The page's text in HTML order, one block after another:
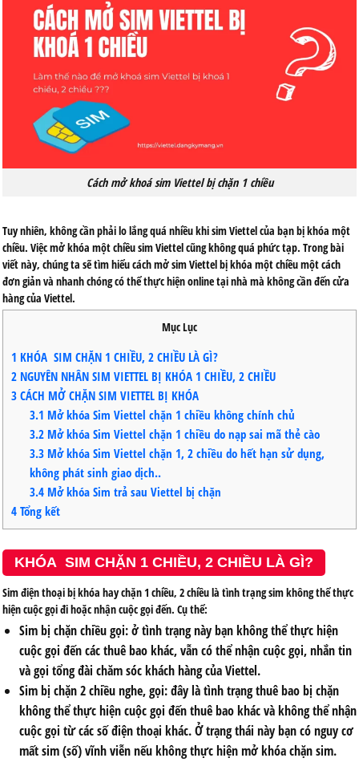
Cách mở khoá sim Viettel bị chặn 1 chiều
Tuy nhiên, không cần phải lo lắng quá nhiều khi sim Viettel của bạn bị khóa một
chiều. Việc mở khóa một chiều sim Viettel cũng không quá phức tạp. Trong bài
viết này, chúng ta sẽ tìm hiểucách mở sim Viettel bị khóa một chiềumột cách
đơn giản và nhanh chóng có thể thực hiện online tại nhà mà không cần đến cửa
hàng của Viettel.
Mục Lục
1 KHÓA SIM CHẶN 1 CHIỀU, 2 CHIỀU LÀ GÌ?
2 NGUYÊN NHÂN SIM VIETTEL BỊ KHÓA 1 CHIỀU, 2 CHIỀU
3 CÁCH MỞ CHẶN SIM VIETTEL BỊ KHÓA
3.1 Mở khóa Sim Viettel chặn 1 chiều không chính chủ
3.2Mở khóa Sim Viettel chặn 1 chiều do nạp sai mã thẻ cào
3.3Mở khóa Sim Viettel chặn 1, 2 chiều do hết hạn sử dụng,
không phát sinh giao dịch..
3.4Mở khóa Sim trả sau Viettel bị chặn
4 Tổng kết
KHÓA SIM CHẶN 1 CHIỀU, 2 CHIỀU LÀ GÌ?
Sim điện thoại bị khóa hay chặn 1 chiều, 2 chiều là tình trạng sim không thể thực
hiện cuộc gọi đi hoặc nhận cuộc gọi đến. Cụ thể:
Sim bị chặn chiều gọi: ở tình trạng này bạn không thể thực hiện
cuộc gọi đến các thuê bao khác, vẫn có thể nhận cuộc gọi, nhắn tin
và gọi tổng đài chăm sóc khách hàng của Viettel.
Sim bị chặn 2 chiều nghe, gọi: đây là tình trạng thuê bao bị chặn
không thể thực hiện cuộc gọi đến thuê bao khác và không thể nhận
cuộc gọi từ các số điện thoại khác. Ở trạng thái này bạn có nguy cơ
mất sim (số) vĩnh viễn nếu không thực hiện mở khóa chặn sim.